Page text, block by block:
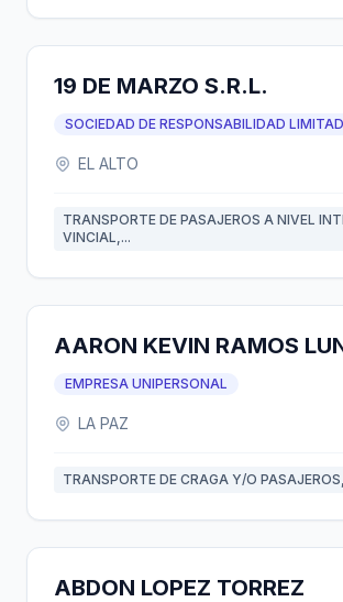
19 DE MARZO S.R.L.
SOCIEDAD DE RESPONSABILIDAD
EL ALTO
TRANSPORTE DE PASAJEROS A NIVEL
VINCIAL,...
AARON KEVIN RAMOS
EMPRESA UNIPERSONAL
LA PAZ
TRANSPORTE DE CRAGA Y/O
ABDON LOPEZ TORREZ